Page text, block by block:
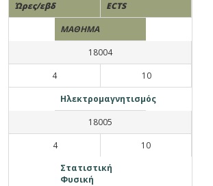
Ώρες/εβδ
ECTS
ΜΑΘΗΜΑ
18004
4
10
Ηλεκτρομαγνητισμός
18005
4
10
Στατιστική
Φυσική